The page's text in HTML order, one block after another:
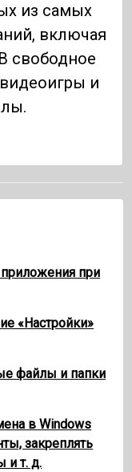
из самых
включая
свободное
и
при
«Настройки»
файлы и папки
в Windows
закреплять
и т. д.